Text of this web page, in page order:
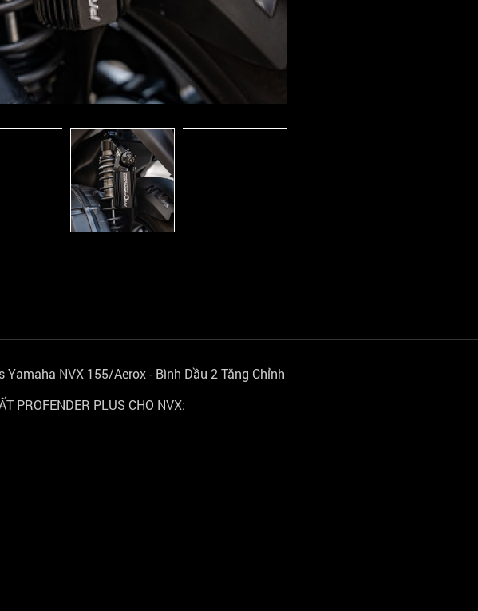
Yamaha NVX 155/Aerox - Bình Dầu 2 Tăng Chỉnh
PROFENDER PLUS CHO NVX: